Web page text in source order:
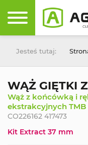
Jesteś tutaj:
WĄŻ GIĘTKI
Wąż z końcówką i
ekstrakcyjnych TMB
CO226162 417473
Kit Extract 37 mm